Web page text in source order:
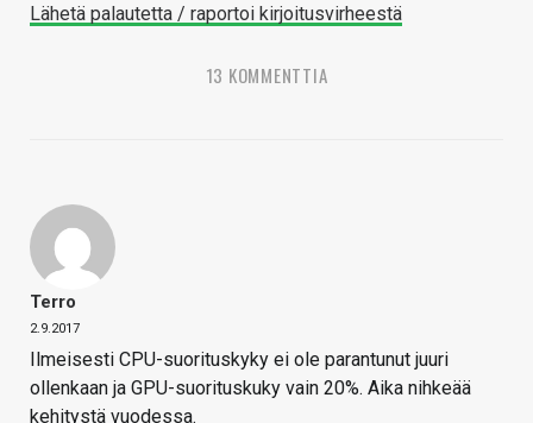
Lähetä palautetta / raportoi kirjoitusvirheestä
13 KOMMENTTIA
Terro
2.9.2017
Ilmeisesti CPU-suorituskyky ei ole parantunut juuri
ollenkaan ja GPU-suorituskuky vain 20%. Aika nihkeää
kehitystä vuodessa.